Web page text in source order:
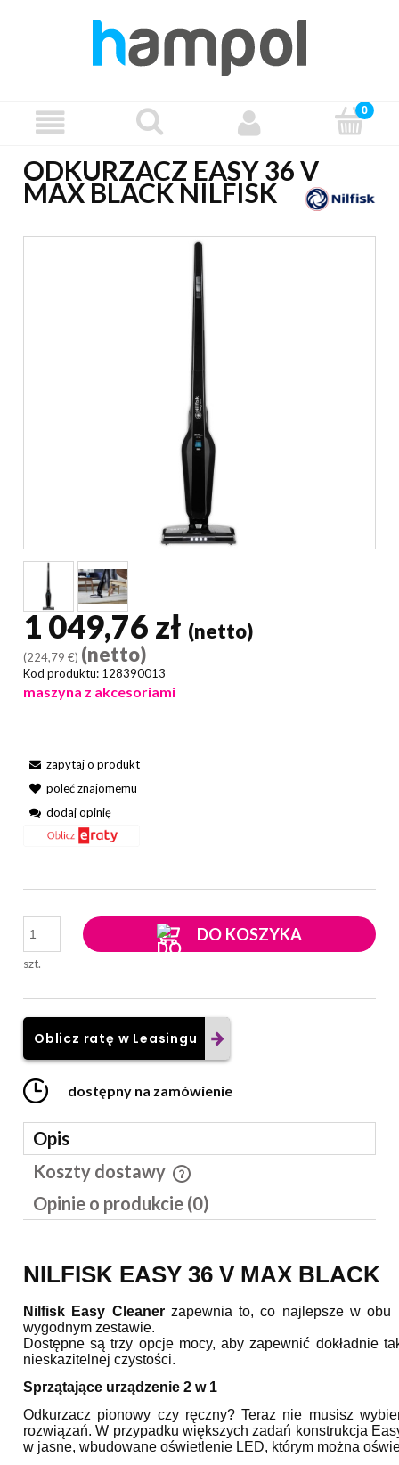
ODKURZACZ EASY 36 V
MAX BLACK NILFISK
1 049,76 zł (netto)
(224,79 €) (netto)
Kod produktu: 128390013
maszyna z akcesoriami
zapytaj o produkt
poleć znajomemu
dodaj opinię
szt.
DO KOSZYKA
Oblicz ratę w Leasingu
dostępny na zamówienie
Opis
Koszty dostawy
Cena nie zawiera ewentualnych kosztów płatności
Opinie o produkcie (0)
NILFISK EASY 36 V MAX BLACK
Nilfisk Easy Cleanerzapewnia to, co najlepsze w obu
wygodnym zestawie.
Dostępne są trzy opcje mocy, aby zapewnić dokładnie
nieskazitelnej czystości.
Sprzątające urządzenie 2 w 1
Odkurzacz pionowy czy ręczny? Teraz nie musisz
rozwiązań. W przypadku większych zadań konstrukcja
w jasne, wbudowane oświetlenie LED, którym można